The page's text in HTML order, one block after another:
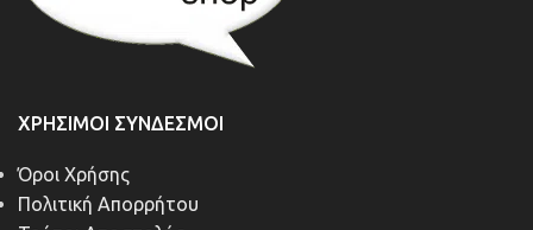
ΧΡΉΣΙΜΟΙ ΣΎΝΔΕΣΜΟΙ
Όροι Χρήσης
Πολιτική Απορρήτου